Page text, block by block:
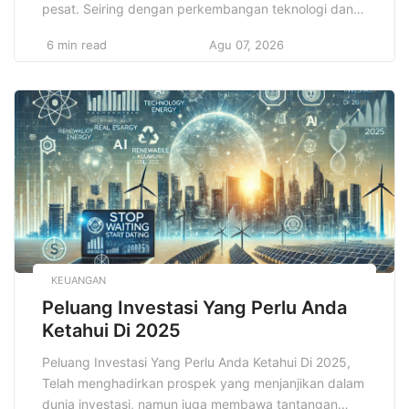
pesat. Seiring dengan perkembangan teknologi dan
fenomena yang semakin menonjol dalam sektor ini
juga dikenal sebagai dapur virtual, ghost kitchen, atau
dark kitchen. Cloud Kitchen merupakan konsep bisnis
kuliner […]
6 min read Agu 07, 2026
KEUANGAN
Peluang Investasi Yang Perlu Anda
Ketahui Di 2025
Peluang Investasi Yang Perlu Anda Ketahui Di 2025,
Telah menghadirkan prospek yang menjanjikan dalam
dunia investasi, namun juga membawa tantangan